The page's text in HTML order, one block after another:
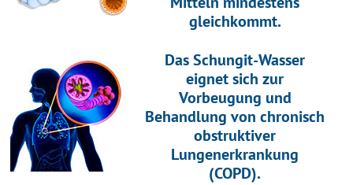
gleichkommt.
Das Schungit-Wasser
eignet sich zur
Vorbeugung und
Behandlung von chronisch
obstruktiver
Lungenerkrankung
(COPD).